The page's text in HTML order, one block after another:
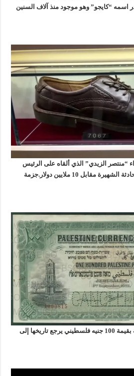
“كايجو” وهو موجود منذ آلاف السنين
“منتصر الزيدي” الذي ألقاه على الرئيس
الأمريكي “جورج بوش” في الحادثة الشهيرة مقابل 10 ملايين دولار.جزمة
واشترى ثري عربي ورقة نقدية بقيمة 100 جنيه فلسطيني يرجع تاريخها إلى